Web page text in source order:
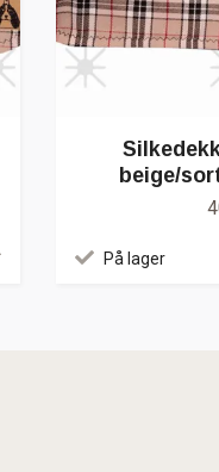
beige/
På lager